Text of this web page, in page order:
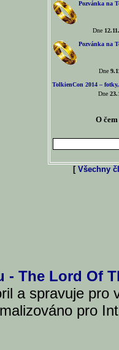
Pozvánka na
Dne
Pozvánka na
Dne
TolkienCon 2014 –
Dne
O
[Všechny
- The Lord Of
a spravuje pro
pro